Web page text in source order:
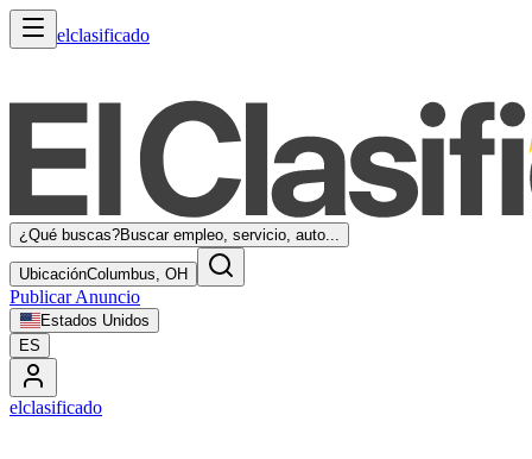
elclasificado
¿Qué buscas?Buscar empleo, servicio, auto...
UbicaciónColumbus, OH
Publicar Anuncio
Estados Unidos
ES
elclasificado